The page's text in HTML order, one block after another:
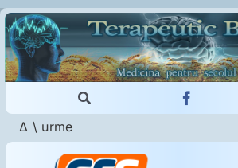
Skip
to
content
Toggle
Cautare...
Imunologie
Δ \ urme